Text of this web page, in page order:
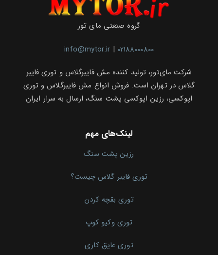
گروه صنعتی مای تور
info@mytor.ir | 02188000800
شرکت مای‌تور، تولید کننده مش فایبرگلاس و توری فایبر
گلاس در تهران است. فروش انواع مش فایبرگلاس و توری
اپوکسی، رزین اپوکسی پشت سنگ، ارسال به سرار ایران
لینک‌های مهم
رزین پشت سنگ
توری فایبر گلاس چیست؟
توری بقچه کردن
توری وکیو کوپ
توری عایق کاری